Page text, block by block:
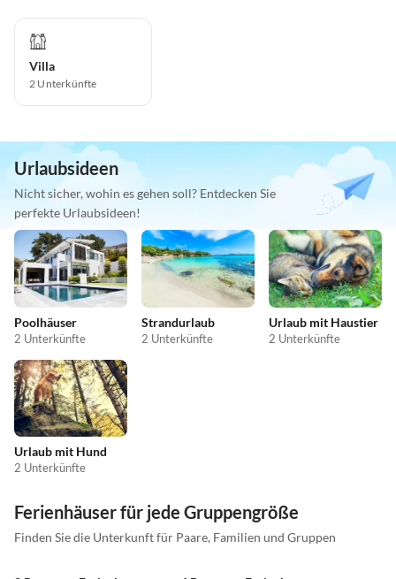
Villa
2 Unterkünfte
Urlaubsideen
Nicht sicher, wohin es gehen soll? Entdecken Sie
perfekte Urlaubsideen!
Poolhäuser
2 Unterkünfte
Strandurlaub
2 Unterkünfte
Urlaub mit Haustier
2 Unterkünfte
Urlaub mit Hund
2 Unterkünfte
Ferienhäuser für jede Gruppengröße
Finden Sie die Unterkunft für Paare, Familien und Gruppen